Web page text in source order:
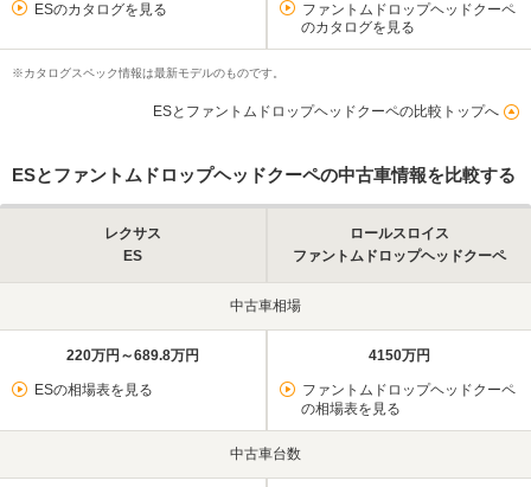
ESのカタログを見る
ファントムドロップヘッドクーペ
のカタログを見る
※カタログスペック情報は最新モデルのものです。
ESとファントムドロップヘッドクーペの比較トップへ
ESとファントムドロップヘッドクーペの中古車情報を比較する
レクサス
ES
ロールスロイス
ファントムドロップヘッドクーペ
中古車相場
220万円～689.8万円
ESの相場表を見る
4150万円
ファントムドロップヘッドクーペ
の相場表を見る
中古車台数